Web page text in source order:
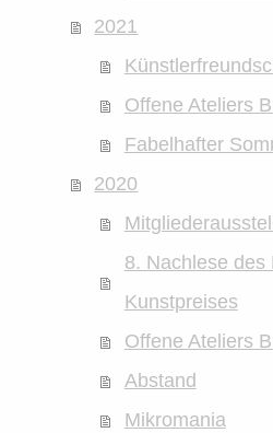
2021
Offene Ateliers
Fabelhafter
2020
8. Nachlese des
Kunstpreises
Offene Ateliers
Abstand
Mikromania